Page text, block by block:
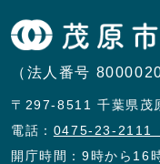
（法人番号
〒297-8511 千葉県茂
電話： 0475-23-2111
開庁時間：9時から16